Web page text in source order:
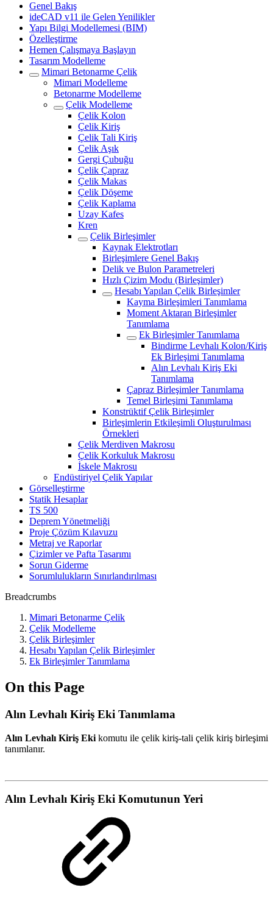
Genel Bakış
ideCAD v11 ile Gelen Yenilikler
Yapı Bilgi Modellemesi (BIM)
Özelleştirme
Hemen Çalışmaya Başlayın
Tasarım Modelleme
Mimari Betonarme Çelik
Mimari Modelleme
Betonarme Modelleme
Çelik Modelleme
Çelik Kolon
Çelik Kiriş
Çelik Tali Kiriş
Çelik Aşık
Gergi Çubuğu
Çelik Çapraz
Çelik Makas
Çelik Döşeme
Çelik Kaplama
Uzay Kafes
Kren
Çelik Birleşimler
Kaynak Elektrotları
Birleşimlere Genel Bakış
Delik ve Bulon Parametreleri
Hızlı Çizim Modu (Birleşimler)
Hesabı Yapılan Çelik Birleşimler
Kayma Birleşimleri Tanımlama
Moment Aktaran Birleşimler
Tanımlama
Ek Birleşimler Tanımlama
Bindirme Levhalı Kolon/Kiriş
Ek Birleşimi Tanımlama
Alın Levhalı Kiriş Eki
Tanımlama
Çapraz Birleşimler Tanımlama
Temel Birleşimi Tanımlama
Konstrüktif Çelik Birleşimler
Birleşimlerin Etkileşimli Oluşturulması
Örnekleri
Çelik Merdiven Makrosu
Çelik Korkuluk Makrosu
İskele Makrosu
Endüstiriyel Çelik Yapılar
Görselleştirme
Statik Hesaplar
TS 500
Deprem Yönetmeliği
Proje Çözüm Kılavuzu
Metraj ve Raporlar
Çizimler ve Pafta Tasarımı
Sorun Giderme
Sorumlulukların Sınırlandırılması
Breadcrumbs
Mimari Betonarme Çelik
Çelik Modelleme
Çelik Birleşimler
Hesabı Yapılan Çelik Birleşimler
Ek Birleşimler Tanımlama
On this Page
Alın Levhalı Kiriş Eki Tanımlama
Alın Levhalı Kiriş Eki komutu ile çelik kiriş-tali çelik kiriş birleşimi
tanımlanır.
Alın Levhalı Kiriş Eki Komutunun Yeri